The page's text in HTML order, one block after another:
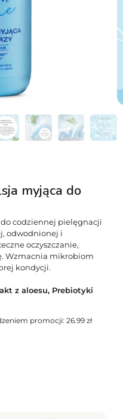
myjąca do
codziennej pielęgnacji
odwodnionej i
oczyszczanie,
Wzmacnia mikrobiom
kondycji.
z aloesu, Prebiotyki
promocji: 26.99 zł